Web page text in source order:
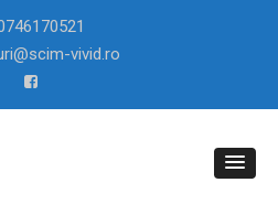
vivid.ro